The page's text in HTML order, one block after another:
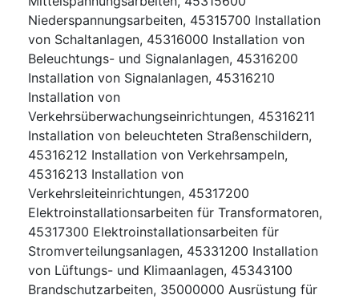
Niederspannungsarbeiten, 45315700 Installation
von Schaltanlagen, 45316000 Installation von
Beleuchtungs- und Signalanlagen, 45316200
Installation von Signalanlagen, 45316210
Installation von
Verkehrsüberwachungseinrichtungen, 45316211
Installation von beleuchteten Straßenschildern,
45316212 Installation von Verkehrsampeln,
45316213 Installation von
Verkehrsleiteinrichtungen, 45317200
Elektroinstallationsarbeiten für Transformatoren,
45317300 Elektroinstallationsarbeiten für
Stromverteilungsanlagen, 45331200 Installation
von Lüftungs- und Klimaanlagen, 45343100
Brandschutzarbeiten, 35000000 Ausrüstung für